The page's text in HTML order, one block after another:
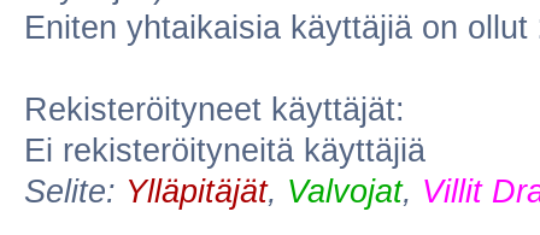
Eniten yhtaikaisia käyttäjiä on ollut
Rekisteröityneet käyttäjät:
Ei rekisteröityneitä käyttäjiä
Selite: Ylläpitäjät, Valvojat, Villit